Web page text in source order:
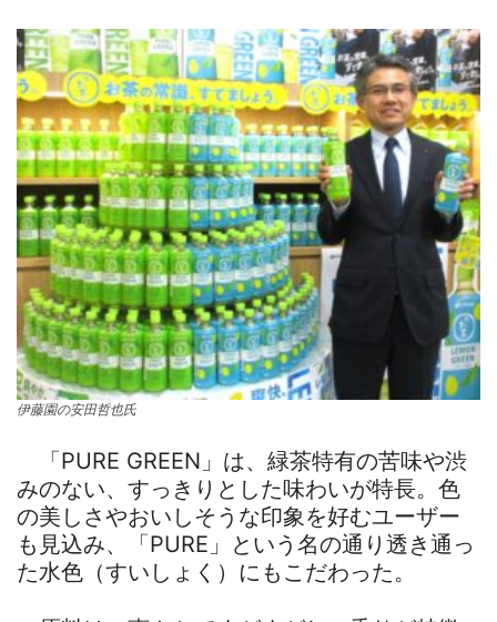
伊藤園の安田哲也氏
「PURE GREEN」は、緑茶特有の苦味や渋
みのない、すっきりとした味わいが特長。色
の美しさやおいしそうな印象を好むユーザー
も見込み、「PURE」という名の通り透き通っ
た水色（すいしょく）にもこだわった。